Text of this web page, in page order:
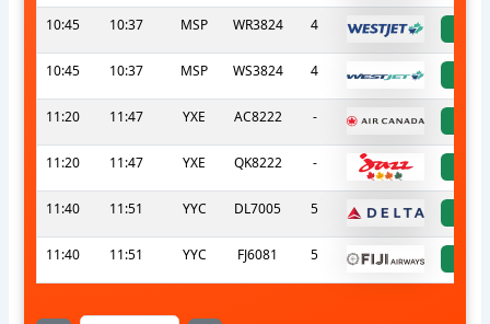
10:45 10:37 MSP WR3824 4
10:45 10:37 MSP WS3824 4
11:20 11:47 YXE AC8222 -
11:20 11:47 YXE QK8222 -
11:40 11:51 YYC DL7005 5
11:40 11:51 YYC FJ6081 5